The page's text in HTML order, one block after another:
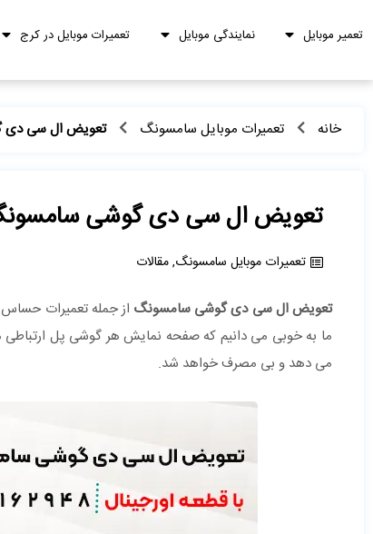
تعمیر موبایل نمایندگی موبایل تعمیرات موبایل در کرج
خانه تعمیرات موبایل سامسونگ تعویض ال سی
تعویض ال سی دی گوشی
تعمیرات موبایل سامسونگ,مقالات
تعویض ال سی دی گوشی سامسونگ از جمله تعمیرات
ما به خوبی می دانیم که صفحه نمایش هر گوشی پل
می دهد و بی مصرف خواهد شد.